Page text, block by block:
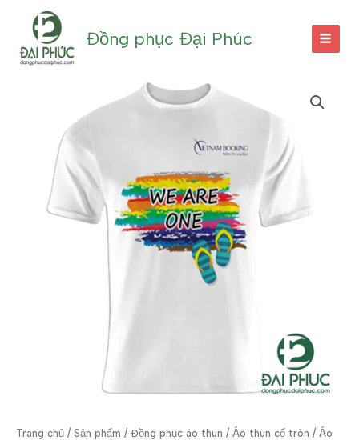
dung
Đồng phục Đại Phúc
Trang chủ / Sản phẩm / Đồng phục áo thun / Áo thun cổ tròn / Áo